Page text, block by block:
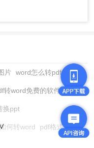
片 word怎么转pdf
转word免费的软件
换ppt
何转word pdf格式转换